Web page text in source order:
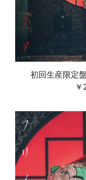
初回生産限定
￥